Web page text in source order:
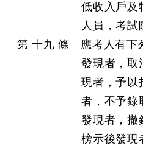
低收入戶及
人員，考試
第 十九 條 應考人有下
發現者，取
現者，予以
者，不予錄
發現者，撤
榜示後發現